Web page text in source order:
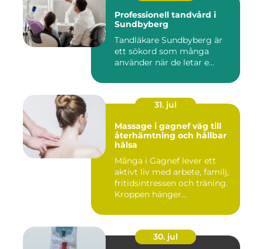
Professionell tandvård i
Sundbyberg
Tandläkare Sundbyberg är
ett sökord som många
använder när de letar e...
31. jul
Massage i gagnef väg till
återhämtning och hållbar
hälsa
Många i Gagnef lever ett
aktivt liv med arbete, familj,
fritidsintressen och träning.
Kroppen hänger...
30. jul